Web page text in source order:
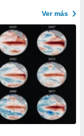
Ver más